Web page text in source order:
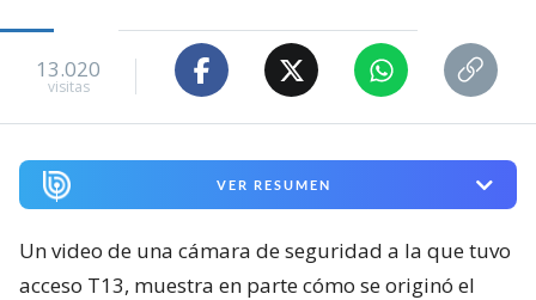
13.020
visitas
VER RESUMEN
Un video de una cámara de seguridad a la que tuvo
acceso T13, muestra en parte cómo se originó el